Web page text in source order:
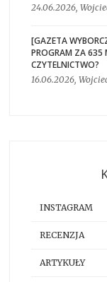
24.06.2026,
[GAZETA
PROGRAM ZA 635
CZYTELNICTWO?
16.06.2026,
INSTAGRAM
RECENZJA
ARTYKUŁY